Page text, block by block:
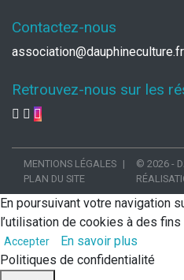
Contactez-nous
association@dauphineculture.fr
Retrouvez-nous sur les
MENTIONS LÉGALES
PLAN DU SITE
© 2026 -
En poursuivant votre navigation
l’utilisation de cookies à des
Accepter
En savoir plus
Politiques de confidentialité